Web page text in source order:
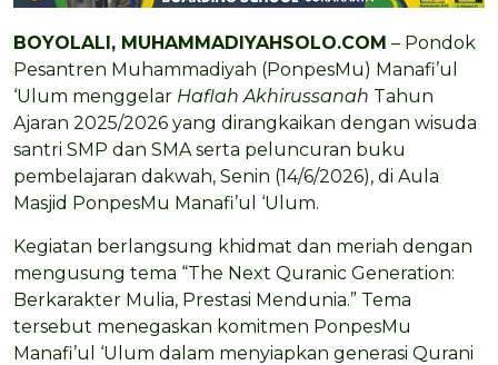
BOYOLALI, MUHAMMADIYAHSOLO.COM – Pondok
Pesantren Muhammadiyah (PonpesMu) Manafi’ul
‘Ulum menggelar Haflah Akhirussanah Tahun
Ajaran 2025/2026 yang dirangkaikan dengan wisuda
santri SMP dan SMA serta peluncuran buku
pembelajaran dakwah, Senin (14/6/2026), di Aula
Masjid PonpesMu Manafi’ul ‘Ulum.
Kegiatan berlangsung khidmat dan meriah dengan
mengusung tema “The Next Quranic Generation:
Berkarakter Mulia, Prestasi Mendunia.” Tema
tersebut menegaskan komitmen PonpesMu
Manafi’ul ‘Ulum dalam menyiapkan generasi Qurani